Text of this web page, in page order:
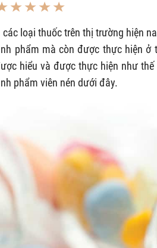
loại thuốc trên thị trường hiện
phẩm mà còn được thực hiện ở
hiểu và được thực hiện như thế
phẩm viên nén dưới đây.